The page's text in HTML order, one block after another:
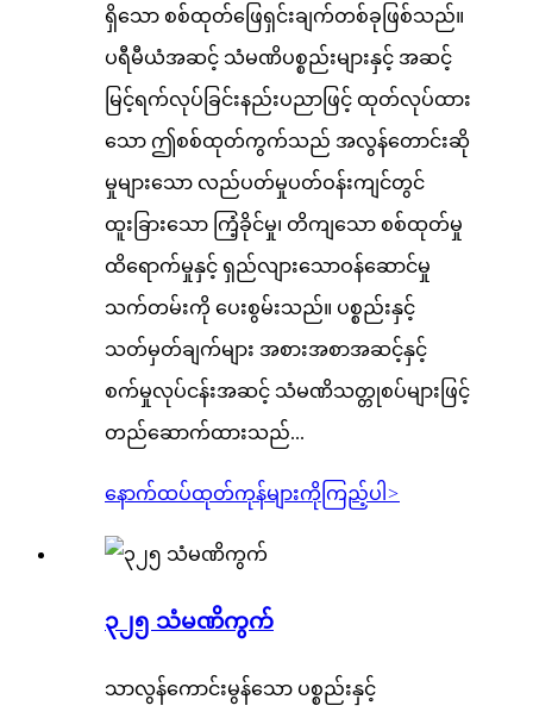
ရှိသော စစ်ထုတ်ဖြေရှင်းချက်တစ်ခုဖြစ်သည်။
ပရီမီယံအဆင့် သံမဏိပစ္စည်းများနှင့် အဆင့်
မြင့်ရက်လုပ်ခြင်းနည်းပညာဖြင့် ထုတ်လုပ်ထား
သော ဤစစ်ထုတ်ကွက်သည် အလွန်တောင်းဆို
မှုများသော လည်ပတ်မှုပတ်ဝန်းကျင်တွင်
ထူးခြားသော ကြံ့ခိုင်မှု၊ တိကျသော စစ်ထုတ်မှု
ထိရောက်မှုနှင့် ရှည်လျားသောဝန်ဆောင်မှု
သက်တမ်းကို ပေးစွမ်းသည်။ ပစ္စည်းနှင့်
သတ်မှတ်ချက်များ အစားအစာအဆင့်နှင့်
စက်မှုလုပ်ငန်းအဆင့် သံမဏိသတ္တုစပ်များဖြင့်
တည်ဆောက်ထားသည်...
နောက်ထပ်ထုတ်ကုန်များကိုကြည့်ပါ >
၃၂၅ သံမဏိကွက်
သာလွန်ကောင်းမွန်သော ပစ္စည်းနှင့်